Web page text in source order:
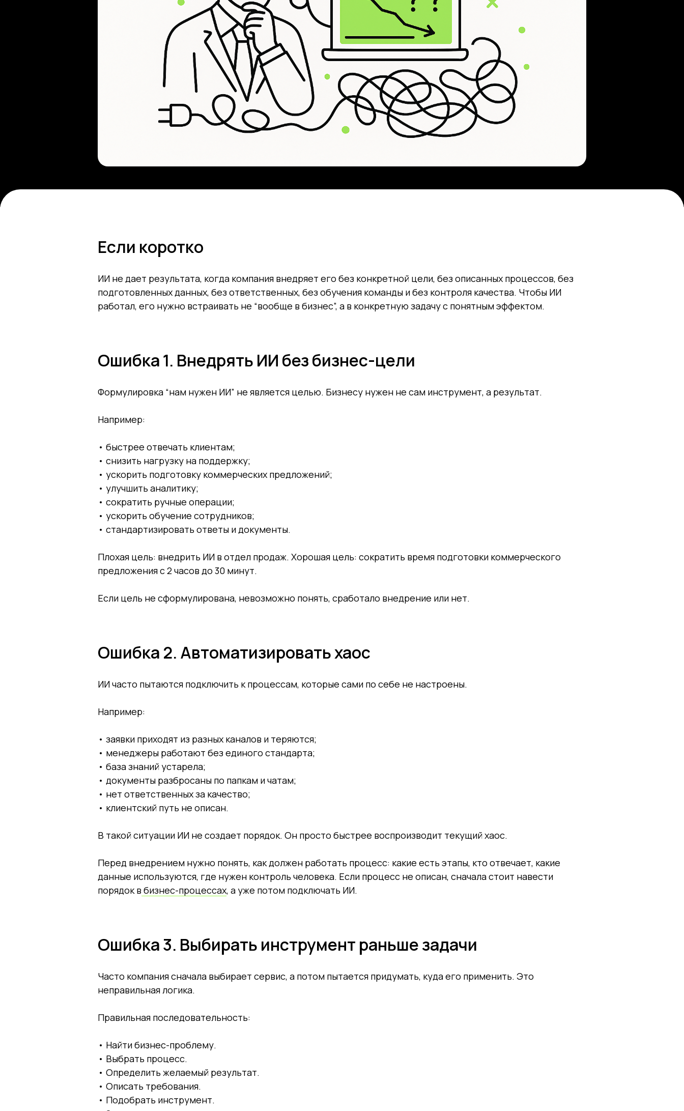
Если коротко
ИИ не дает результата, когда компания внедряет его без конкретной цели, без описанных процессов, без
подготовленных данных, без ответственных, без обучения команды и без контроля качества. Чтобы ИИ
работал, его нужно встраивать не “вообще в бизнес”, а в конкретную задачу с понятным эффектом.
Ошибка 1. Внедрять ИИ без бизнес-цели
Формулировка “нам нужен ИИ” не является целью. Бизнесу нужен не сам инструмент, а результат.
Например:
• быстрее отвечать клиентам;
• снизить нагрузку на поддержку;
• ускорить подготовку коммерческих предложений;
• улучшить аналитику;
• сократить ручные операции;
• ускорить обучение сотрудников;
• стандартизировать ответы и документы.
Плохая цель: внедрить ИИ в отдел продаж. Хорошая цель: сократить время подготовки коммерческого
предложения с 2 часов до 30 минут.
Если цель не сформулирована, невозможно понять, сработало внедрение или нет.
Ошибка 2. Автоматизировать хаос
ИИ часто пытаются подключить к процессам, которые сами по себе не настроены.
Например:
• заявки приходят из разных каналов и теряются;
• менеджеры работают без единого стандарта;
• база знаний устарела;
• документы разбросаны по папкам и чатам;
• нет ответственных за качество;
• клиентский путь не описан.
В такой ситуации ИИ не создает порядок. Он просто быстрее воспроизводит текущий хаос.
Перед внедрением нужно понять, как должен работать процесс: какие есть этапы, кто отвечает, какие
данные используются, где нужен контроль человека. Если процесс не описан, сначала стоит навести
порядок в бизнес-процессах, а уже потом подключать ИИ.
Ошибка 3. Выбирать инструмент раньше задачи
Часто компания сначала выбирает сервис, а потом пытается придумать, куда его применить. Это
неправильная логика.
Правильная последовательность:
• Найти бизнес-проблему.
• Выбрать процесс.
• Определить желаемый результат.
• Описать требования.
• Подобрать инструмент.